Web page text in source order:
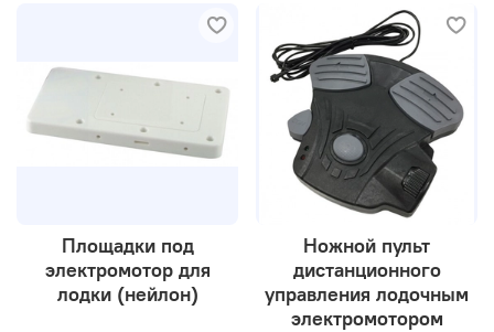
Площадки под
электромотор для
лодки (нейлон)
Ножной пульт
дистанционного
управления лодочным
электромотором